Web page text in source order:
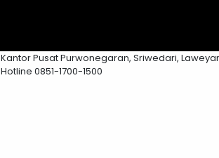
Kantor PusatPurwonegaran, Sriwedari,
Hotline 0851-1700-1500